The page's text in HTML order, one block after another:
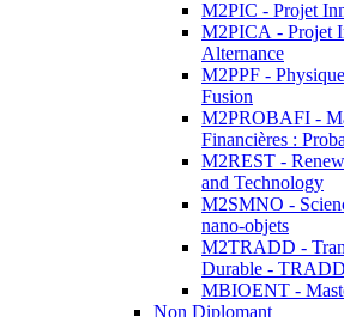
M2PIC - Projet
M2PICA - Projet
Alternance
M2PPF -
Fusion
M2PROBAFI -
Financières :
M2REST -
and Technology
M2SMNO -
nano-objets
M2TRADD -
Durable - TRADD
MBIOENT -
Non Diplomant